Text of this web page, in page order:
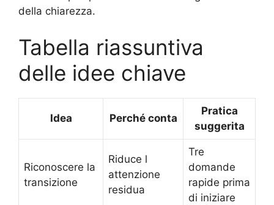
della chiarezza.
Tabella riassuntiva
delle idee chiave
Idea Perché conta
Pratica
suggerita
Riconoscere la
transizione
Riduce l
attenzione
residua
Tre
domande
rapide prima
di iniziare